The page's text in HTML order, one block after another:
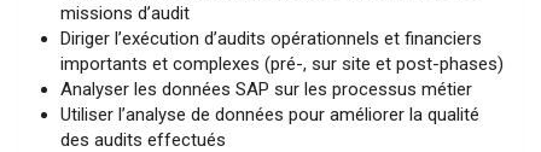
missions d’audit
Diriger l’exécution d’audits opérationnels et financiers
importants et complexes (pré-, sur site et post-phases)
Analyser les données SAP sur les processus métier
Utiliser l’analyse de données pour améliorer la qualité
des audits effectués